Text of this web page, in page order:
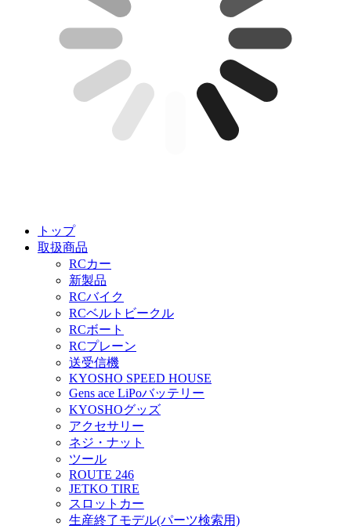
トップ
取扱商品
RCカー
新製品
RCバイク
RCベルトビークル
RCボート
RCプレーン
送受信機
KYOSHO SPEED HOUSE
Gens ace LiPoバッテリー
KYOSHOグッズ
アクセサリー
ネジ・ナット
ツール
ROUTE 246
JETKO TIRE
スロットカー
生産終了モデル(パーツ検索用)